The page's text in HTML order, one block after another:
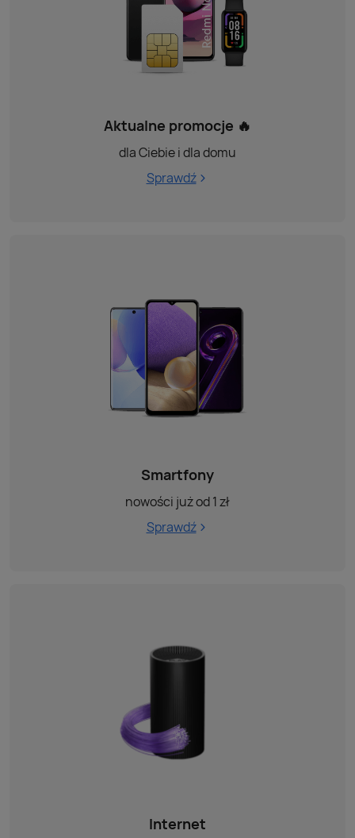
Aktualne promocje 🔥
dla Ciebie i dla domu
Sprawdź
Smartfony
nowości już od 1 zł
Sprawdź
Internet